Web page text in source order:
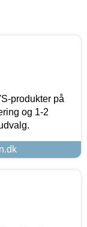
produkter på
og 1-2